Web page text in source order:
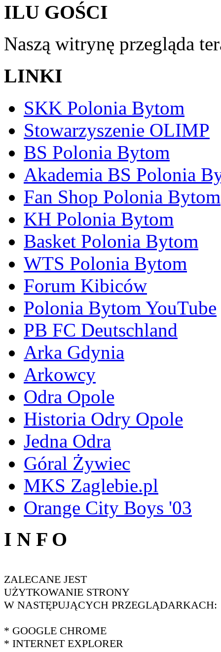
ILU GOŚCI
Naszą witrynę przegląda
LINKI
SKK Polonia Bytom
Stowarzyszenie OLIMP
BS Polonia Bytom
Akademia BS Polonia
Fan Shop Polonia Bytom
KH Polonia Bytom
Basket Polonia Bytom
WTS Polonia Bytom
Forum Kibiców
Polonia Bytom YouTube
PB FC Deutschland
Arka Gdynia
Arkowcy
Odra Opole
Historia Odry Opole
Jedna Odra
Góral Żywiec
MKS Zaglebie.pl
Orange City Boys '03
I N F O
ZALECANE JEST
UŻYTKOWANIE STRONY
W NASTĘPUJĄCYCH PRZEGLĄDARKACH:
* GOOGLE CHROME
* INTERNET EXPLORER